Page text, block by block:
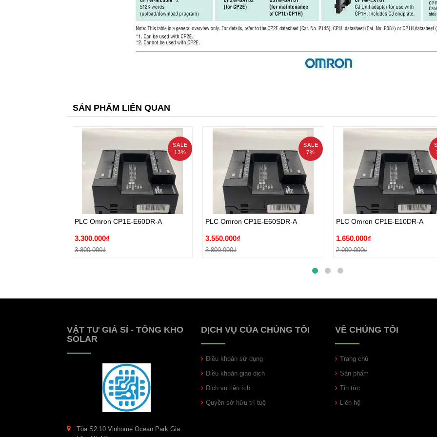
SẢN PHẨM LIÊN QUAN
SALE
13%
PLC Omron CP1E-E60DR-A
3.300.000₫
3.800.000₫
PLC Omron CP1E-E60DR-A
3.300.000₫
SALE
7%
PLC Omron CP1E-E60SDR-A
3.550.000₫
3.800.000₫
PLC Omron CP1E-E60SDR-A
3.550.000₫
PLC Omron CP1E-E10DR-A
1.650.000₫
2.000.000₫
PLC Omron CP1E-E10DR-A
1.650.000₫
prev
VẬT TƯ GIÁ SỈ - TỔNG KHO
SOLAR
Tòa S2.10 Vinhome Ocean Park Gia
DỊCH VỤ CỦA CHÚNG TÔI
Điều khoản sử dụng
Điều khoản giao dịch
Dịch vụ tiện ích
Quyền sở hữu trí tuệ
VỀ CHÚNG TÔI
Trang chủ
Sản phẩm
Tin tức
Liên hệ